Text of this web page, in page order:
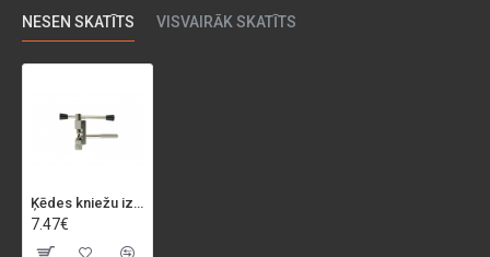
NESEN SKATĪTS VISVAIRĀK SKATĪTS
Ķēdes kniežu izspiedējs "X-CHAIN"
7.47€